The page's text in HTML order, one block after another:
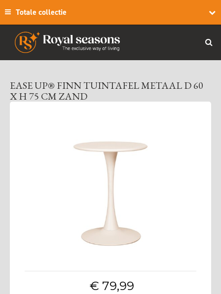
Totale collectie
EASE UP® FINN TUINTAFEL METAAL D 60
X H 75 CM ZAND
€ 79,99